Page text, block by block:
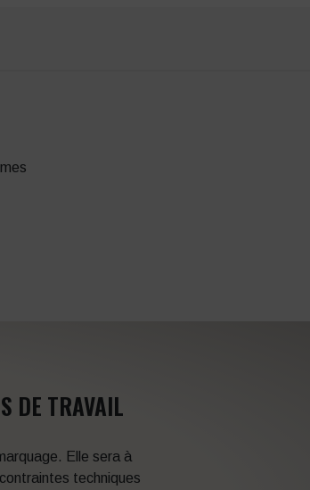
DE TRAVAIL
Elle sera à
techniques